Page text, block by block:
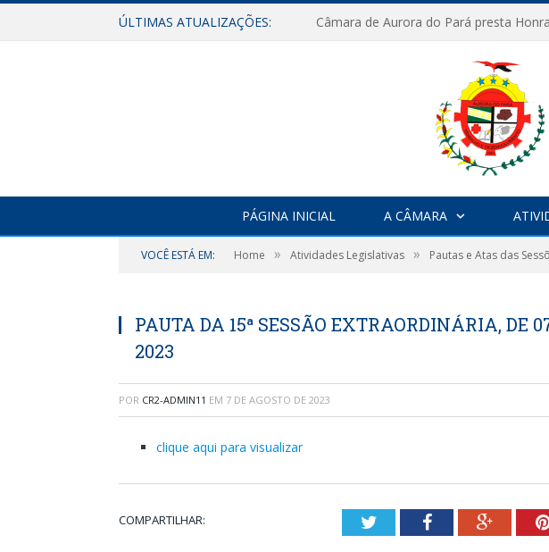
ÚLTIMAS ATUALIZAÇÕES:
PÁGINA INICIAL A CÂMARA
VOCÊ ESTÁ EM: Home » Atividades Legislativas » Pautas e Atas das
PAUTA DA 15ª SESSÃO EXTRAORDINÁRIA, DE
2023
POR CR2-ADMIN11 EM 7 DE AGOSTO DE 2023
clique aqui para visualizar
COMPARTILHAR: TwitterFacebook